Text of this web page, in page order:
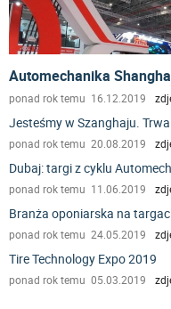
Automechanika
ponad rok temu 16.12.2019
Jesteśmy w Szanghaju.
ponad rok temu 20.08.2019
Dubaj: targi z cyklu
ponad rok temu 11.06.2019
Branża oponiarska na
ponad rok temu 24.05.2019
Tire Technology Expo 2019
ponad rok temu 05.03.2019